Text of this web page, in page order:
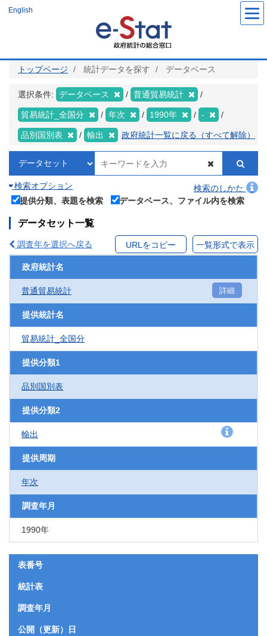
ツ
English
トップページ 統計データを探す データベース
選択条件: データベース 普通貿易統計
貿易統計_全国分 年次 1990年 -
品別国別表 輸出 政府統計一覧に戻る（すべて解除）
検索オプション
検索のしかた
提供分類、表題を検索
データベース、ファイル内を検索
データセット一覧
調査年を選択へ戻る URLをコピー 一覧形式で表示
政府統計名
普通貿易統計 詳細
提供統計名
貿易統計_全国分
提供分類1
品別国別表
提供分類2
輸出
提供周期
年次
調査年月
1990年
表番号
統計表
調査年月
公開（更新）日